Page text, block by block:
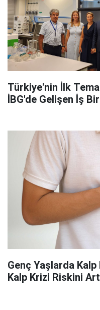
Türkiye'nin İlk
İBG'de Gelişen İş
Genç Yaşlarda
Kalp Krizi Riskini